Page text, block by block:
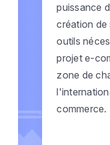
puissance
création de
outils
projet e-
zone de
commerce.